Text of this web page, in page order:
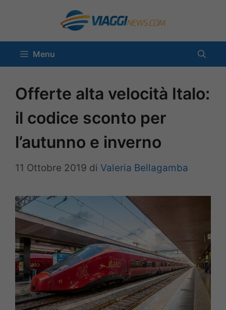
contenuto
Menu
Offerte alta velocità Italo:
il codice sconto per
l’autunno e inverno
11 Ottobre 2019 di Valeria Bellagamba